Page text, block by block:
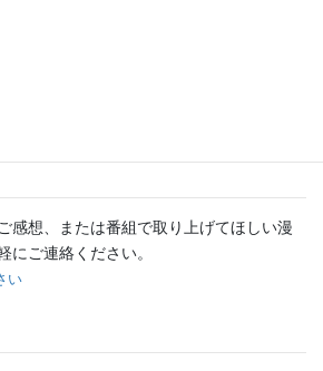
感想、または番組で取り上げてほしい漫
にご連絡ください。
い